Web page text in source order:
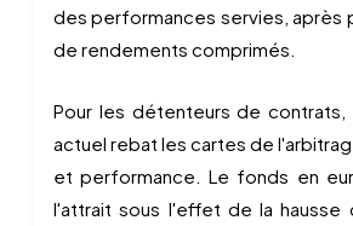
des performances servies, après
de rendements comprimés.
Pour les détenteurs de contrats,
actuel rebat les cartes de
et performance. Le fonds en
l'attrait sous l'effet de la hausse